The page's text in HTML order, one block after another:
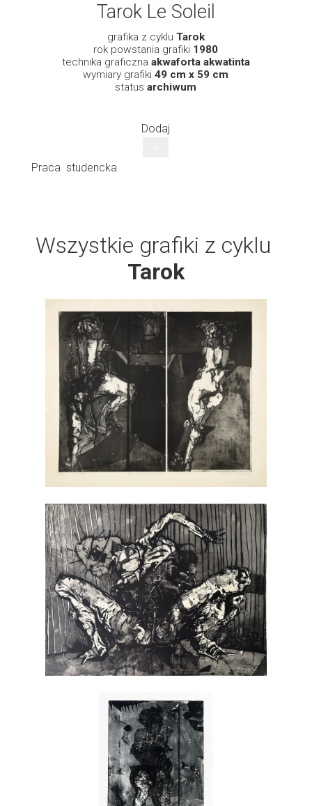
Tarok Le Soleil
grafika z cyklu Tarok
rok powstania grafiki 1980
technika graficzna akwaforta akwatinta
wymiary grafiki 49 cm x 59 cm
status archiwum
Dodaj
Praca studencka
Wszystkie grafiki z cyklu
Tarok